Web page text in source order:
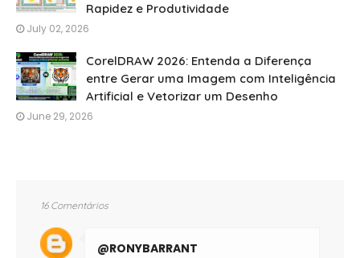
Rapidez e Produtividade
July 02, 2026
CorelDRAW 2026: Entenda a Diferença
entre Gerar uma Imagem com Inteligência
Artificial e Vetorizar um Desenho
June 29, 2026
16 Comentários
@RONYBARRANT